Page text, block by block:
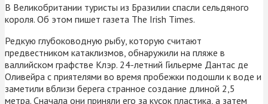
В Великобритании туристы из Бразилии спасли сельдяного
короля. Об этом пишет газета The Irish Times.
Редкую глубоководную рыбу, которую считают
предвестником катаклизмов, обнаружили на пляже в
валлийском графстве Клэр. 24-летний Гильерме Дантас де
Оливейра с приятелями во время пробежки подошли к воде и
заметили вблизи берега странное создание длиной 2,5
метра. Сначала они приняли его за кусок пластика, а затем